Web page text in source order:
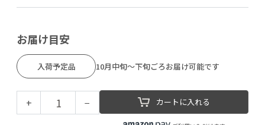
お届け目安
入荷予定品 10月中旬～下旬ごろお届け可能です
+ − カートに入れる